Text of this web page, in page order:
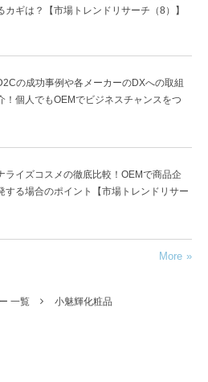
カギは？【市場トレンドリサーチ（8）】
の成功事例や各メーカーのDXへの取組
！個人でもOEMでビジネスチャンスをつ
ライズコスメの徹底比較！OEMで商品企
する場合のポイント【市場トレンドリサー
More
一覧 小魅輝化粧品